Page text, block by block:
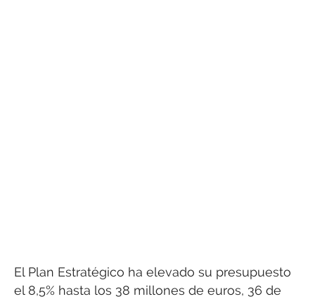
El Plan Estratégico ha elevado su presupuesto
el 8,5% hasta los 38 millones de euros, 36 de